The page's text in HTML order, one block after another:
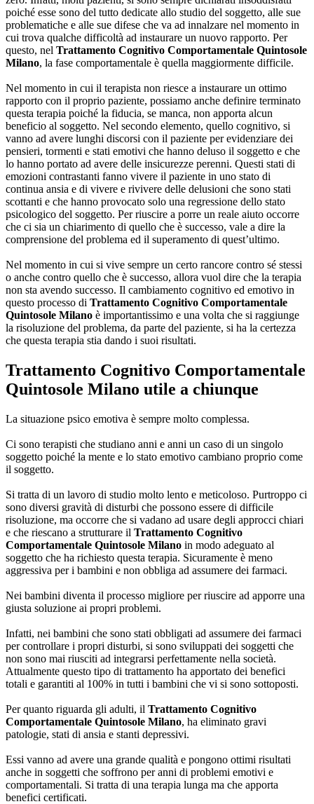
poiché esse sono del tutto dedicate allo studio del soggetto, alle sue
problematiche e alle sue difese che va ad innalzare nel momento in
cui trova qualche difficoltà ad instaurare un nuovo rapporto. Per
questo, nel Trattamento Cognitivo Comportamentale Quintosole
Milano, la fase comportamentale è quella maggiormente difficile.
Nel momento in cui il terapista non riesce a instaurare un ottimo
rapporto con il proprio paziente, possiamo anche definire terminato
questa terapia poiché la fiducia, se manca, non apporta alcun
beneficio al soggetto. Nel secondo elemento, quello cognitivo, si
vanno ad avere lunghi discorsi con il paziente per evidenziare dei
pensieri, tormenti e stati emotivi che hanno deluso il soggetto e che
lo hanno portato ad avere delle insicurezze perenni. Questi stati di
emozioni contrastanti fanno vivere il paziente in uno stato di
continua ansia e di vivere e rivivere delle delusioni che sono stati
scottanti e che hanno provocato solo una regressione dello stato
psicologico del soggetto. Per riuscire a porre un reale aiuto occorre
che ci sia un chiarimento di quello che è successo, vale a dire la
comprensione del problema ed il superamento di quest’ultimo.
Nel momento in cui si vive sempre un certo rancore contro sé stessi
o anche contro quello che è successo, allora vuol dire che la terapia
non sta avendo successo. Il cambiamento cognitivo ed emotivo in
questo processo di Trattamento Cognitivo Comportamentale
Quintosole Milano è importantissimo e una volta che si raggiunge
la risoluzione del problema, da parte del paziente, si ha la certezza
che questa terapia stia dando i suoi risultati.
Trattamento Cognitivo Comportamentale
Quintosole Milano utile a chiunque
La situazione psico emotiva è sempre molto complessa.
Ci sono terapisti che studiano anni e anni un caso di un singolo
soggetto poiché la mente e lo stato emotivo cambiano proprio come
il soggetto.
Si tratta di un lavoro di studio molto lento e meticoloso. Purtroppo ci
sono diversi gravità di disturbi che possono essere di difficile
risoluzione, ma occorre che si vadano ad usare degli approcci chiari
e che riescano a strutturare il Trattamento Cognitivo
Comportamentale Quintosole Milano in modo adeguato al
soggetto che ha richiesto questa terapia. Sicuramente è meno
aggressiva per i bambini e non obbliga ad assumere dei farmaci.
Nei bambini diventa il processo migliore per riuscire ad apporre una
giusta soluzione ai propri problemi.
Infatti, nei bambini che sono stati obbligati ad assumere dei farmaci
per controllare i propri disturbi, si sono sviluppati dei soggetti che
non sono mai riusciti ad integrarsi perfettamente nella società.
Attualmente questo tipo di trattamento ha apportato dei benefici
totali e garantiti al 100% in tutti i bambini che vi si sono sottoposti.
Per quanto riguarda gli adulti, il Trattamento Cognitivo
Comportamentale Quintosole Milano, ha eliminato gravi
patologie, stati di ansia e stanti depressivi.
Essi vanno ad avere una grande qualità e pongono ottimi risultati
anche in soggetti che soffrono per anni di problemi emotivi e
comportamentali. Si tratta di una terapia lunga ma che apporta
benefici certificati.